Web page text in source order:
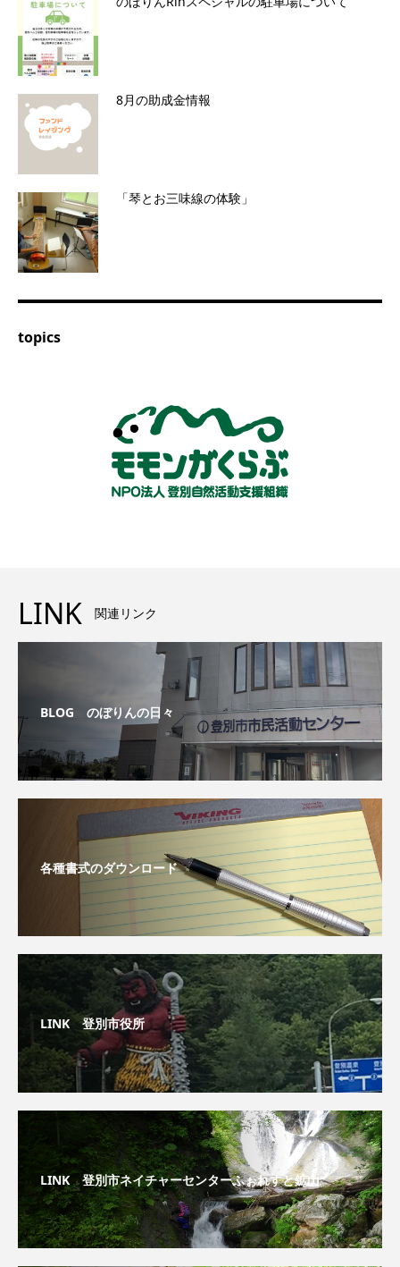
8月の助成金情報
「琴とお三味線の体験」
topics
LINK 関連リンク
BLOG のぼりんの日々
各種書式のダウンロード
LINK 登別市役所
LINK 登別市ネイチャーセンターふぉれすと鉱山